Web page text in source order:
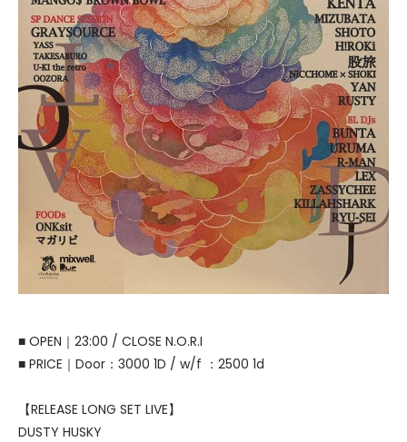
■ OPEN｜23:00 / CLOSE N.O.R.I
■ PRICE｜Door：3000 1D / w/f ：2500 1d
【RELEASE LONG SET LIVE】
DUSTY HUSKY